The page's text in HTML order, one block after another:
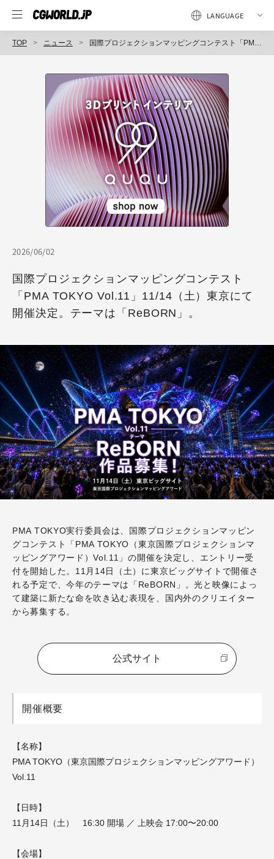
TOP ニュース 国際プロジェクションマッピングコンテスト「PMA TOKYO Vol.11」11/14（土）東京にて開催決定。テーマは「ReBORN」。
2026/06/02
国際プロジェクションマッピングコンテスト
「PMA TOKYO Vol.11」11/14（土）東京にて
開催決定。テーマは「ReBORN」。
PMA TOKYO実行委員会は、国際プロジェクションマッピン
グコンテスト「PMA TOKYO（東京国際プロジェクションマ
ッピングアワード）Vol.11」の開催を決定し、エントリー受
付を開始した。11月14日（土）に東京ビッグサイトで開催さ
れる予定で、今年のテーマは「ReBORN」。光と映像によっ
て建築に新たな命を吹き込む表現を、国内外のクリエイター
から募集する。
公式サイト
開催概要
【名称】
PMA TOKYO（東京国際プロジェクションマッピングアワード）
Vol.11
【日時】
11月14日（土） 16:30 開場 ／ 上映会 17:00〜20:00
【会場】